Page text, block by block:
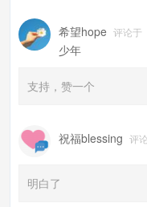
希望hope 评论于
少年
支持，赞一个
祝福blessing 评
明白了